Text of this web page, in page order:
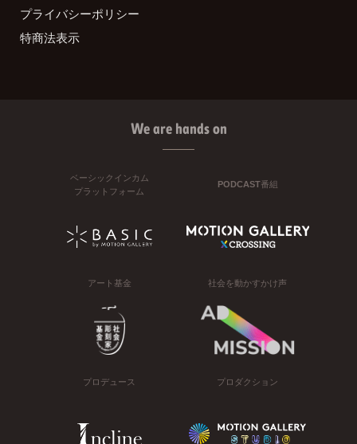
プライバシーポリシー
特商法表示
We are hands on
ベーシックインカム
プラットフォーム
PODCAST番組
アート基金 社会を動かすかけ声
プロデュース プロダクション